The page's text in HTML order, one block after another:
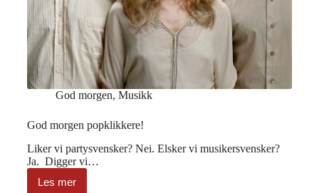
God morgen, Musikk
God morgen popklikkere!
Liker vi partysvensker? Nei. Elsker vi musikersvensker?
Ja. Digger vi…
Les mer
God